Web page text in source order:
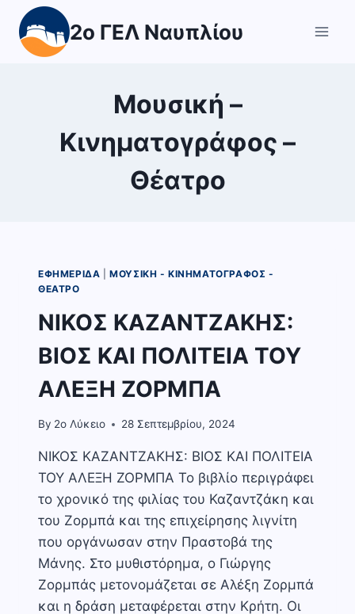
content
2ο ΓΕΛ Ναυπλίου
Μουσική –
Κινηματογράφος –
Θέατρο
ΕΦΗΜΕΡΊΔΑ |ΜΟΥΣΙΚΉ - ΚΙΝΗΜΑΤΟΓΡΆΦΟΣ -
ΘΈΑΤΡΟ
ΝΙΚΟΣ ΚΑΖΑΝΤΖΑΚΗΣ:
ΒΙΟΣ ΚΑΙ ΠΟΛΙΤΕΙΑ ΤΟΥ
ΑΛΕΞΗ ΖΟΡΜΠΑ
By 2o Λύκειο 28 Σεπτεμβρίου, 2024
ΝΙΚΟΣ ΚΑΖΑΝΤΖΑΚΗΣ: ΒΙΟΣ ΚΑΙ ΠΟΛΙΤΕΙΑ
ΤΟΥ ΑΛΕΞΗ ΖΟΡΜΠΑ Το βιβλίο περιγράφει
το χρονικό της φιλίας του Καζαντζάκη και
του Ζορμπά και της επιχείρησης λιγνίτη
που οργάνωσαν στην Πραστοβά της
Μάνης. Στο μυθιστόρημα, ο Γιώργης
Ζορμπάς μετονομάζεται σε Αλέξη Ζορμπά
και η δράση μεταφέρεται στην Κρήτη. Οι